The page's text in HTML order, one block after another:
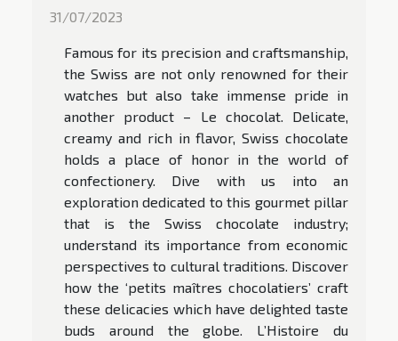
31/07/2023
Famous for its precision and craftsmanship,
the Swiss are not only renowned for their
watches but also take immense pride in
another product – Le chocolat. Delicate,
creamy and rich in flavor, Swiss chocolate
holds a place of honor in the world of
confectionery. Dive with us into an
exploration dedicated to this gourmet pillar
that is the Swiss chocolate industry;
understand its importance from economic
perspectives to cultural traditions. Discover
how the ‘petits maîtres chocolatiers’ craft
these delicacies which have delighted taste
buds around the globe. L’Histoire du